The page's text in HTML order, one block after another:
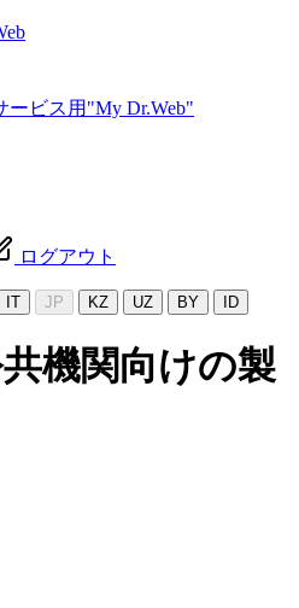
ービス用"My Dr.Web"
ログアウト
IT JP KZ UZ BY ID
機関向けの製